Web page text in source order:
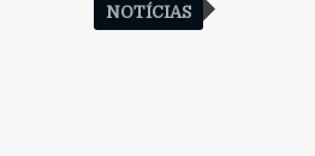
NOTÍCIAS